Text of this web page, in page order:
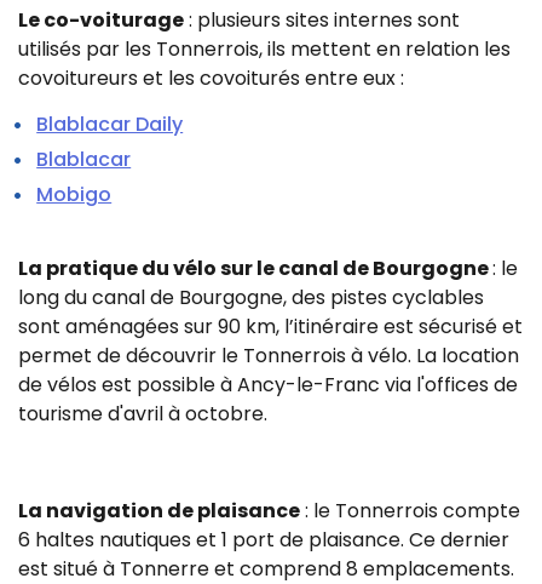
Le co-voiturage: plusieurs sites internes sont
utilisés par les Tonnerrois, ils mettent en relation les
covoitureurs et les covoiturés entre eux :
Blablacar Daily
Blablacar
Mobigo
La pratique du vélo sur le canal de Bourgogne: le
long du canal de Bourgogne, des pistes cyclables
sont aménagées sur 90 km, l’itinéraire est sécurisé et
permet de découvrir le Tonnerrois à vélo. La location
de vélos est possible à Ancy-le-Franc via l'offices de
tourisme d'avril à octobre.
La navigation de plaisance: le Tonnerrois compte
6 haltes nautiques et 1 port de plaisance. Ce dernier
est situé à Tonnerre et comprend 8 emplacements.